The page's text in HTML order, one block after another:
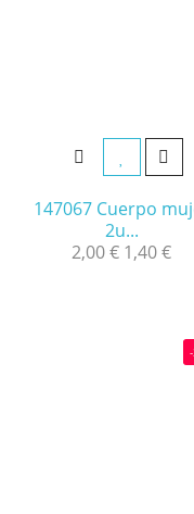
147067 Cuerpo
2u...
2,00 € 1,40 €